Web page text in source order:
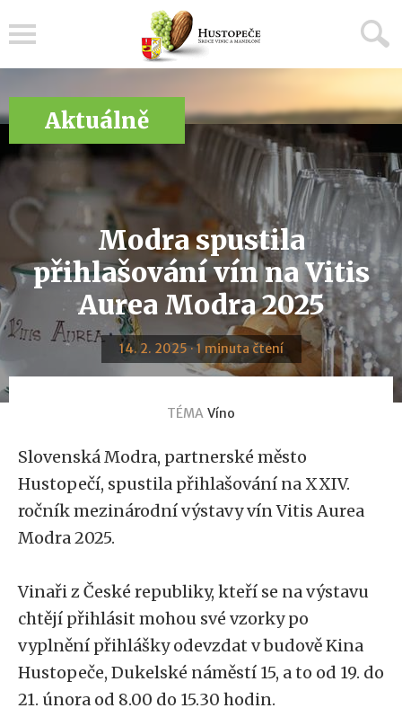
Aktuálně
Modra spustila
přihlašování vín na Vitis
Aurea Modra 2025
14. 2. 2025 · 1 minuta čtení
TÉMA Víno
Slovenská Modra, partnerské město
Hustopečí, spustila přihlašování na XXIV.
ročník mezinárodní výstavy vín Vitis Aurea
Modra 2025.
Vinaři z České republiky, kteří se na výstavu
chtějí přihlásit mohou své vzorky po
vyplnění přihlášky odevzdat v budově Kina
Hustopeče, Dukelské náměstí 15, a to od 19. do
21. února od 8.00 do 15.30 hodin.